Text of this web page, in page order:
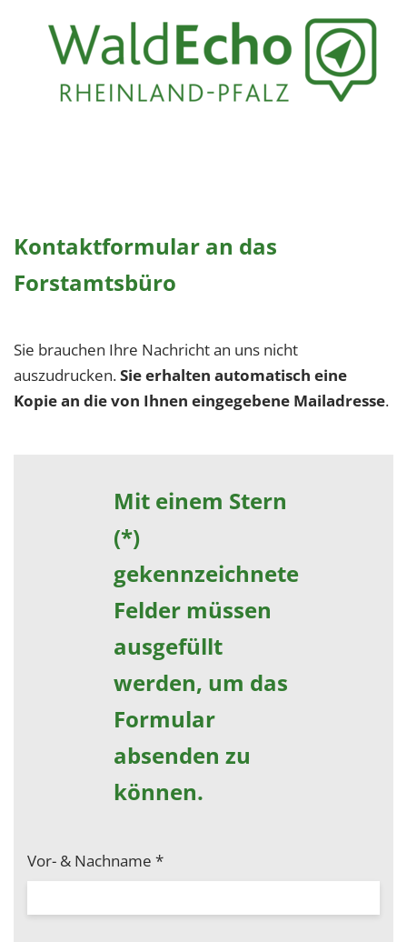
Kontaktformular an das
Forstamtsbüro
Sie brauchen Ihre Nachricht an uns nicht
auszudrucken.Sie erhalten automatisch eine
Kopie an die von Ihnen eingegebene Mailadresse.
Mit einem Stern
(*)
gekennzeichnete
Felder müssen
ausgefüllt
werden, um das
Formular
absenden zu
können.
Vor- & Nachname *